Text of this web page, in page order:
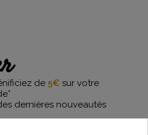
de 5€ sur votre
dernières nouveautés